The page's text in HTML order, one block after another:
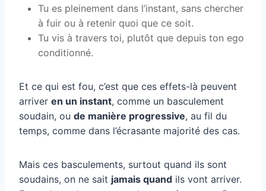
Tu es pleinement dans l’instant, sans chercher
à fuir ou à retenir quoi que ce soit.
Tu vis à travers toi, plutôt que depuis ton ego
conditionné.
Et ce qui est fou, c’est que ces effets-là peuvent
arriver en un instant, comme un basculement
soudain, ou de manière progressive, au fil du
temps, comme dans l’écrasante majorité des cas.
Mais ces basculements, surtout quand ils sont
soudains, on ne sait jamais quand ils vont arriver.